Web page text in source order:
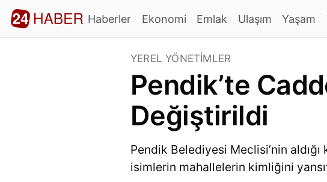
Haberler Ekonomi Emlak Ulaşım Yaşam
YEREL YÖNETIMLER
Pendik’te
Değiştirildi
Pendik Belediyesi Meclisi’nin
isimlerin mahallelerin kimliğini